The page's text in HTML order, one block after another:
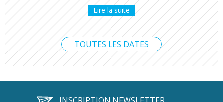
Lire la suite
TOUTES LES DATES